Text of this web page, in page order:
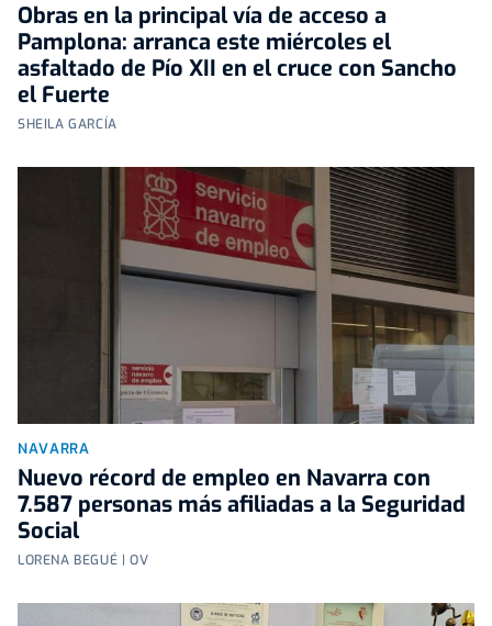
Obras en la principal vía de acceso a
Pamplona: arranca este miércoles el
asfaltado de Pío XII en el cruce con Sancho
el Fuerte
SHEILA GARCÍA
NAVARRA
Nuevo récord de empleo en Navarra con
7.587 personas más afiliadas a la Seguridad
Social
LORENA BEGUÉ | OV